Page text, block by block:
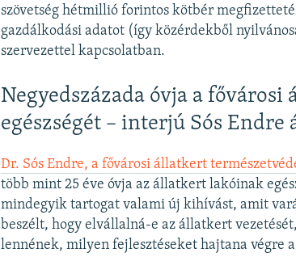
szövetség hétmillió forintos kötbér
gazdálkodási adatot (így közérdekből
szervezettel kapcsolatban.
Negyedszázada óvja a
egészségét – interjú Sós Endre
Dr. Sós Endre, a fővárosi állatkert
több mint 25 éve óvja az állatkert lakóinak
mindegyik tartogat valami új kihívást, amit
beszélt, hogy elvállalná-e az állatkert
lennének, milyen fejlesztéseket hajtana végre